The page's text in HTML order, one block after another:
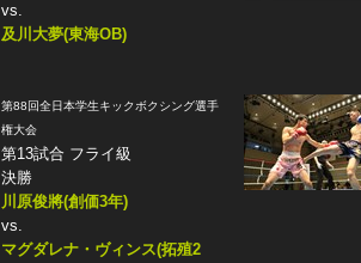
vs.
及川大夢(東海OB)
第88回全日本学生キックボクシング選手
権大会
第13試合 フライ級
決勝
川原俊將(創価3年)
vs.
マグダレナ・ヴィンス(拓殖2